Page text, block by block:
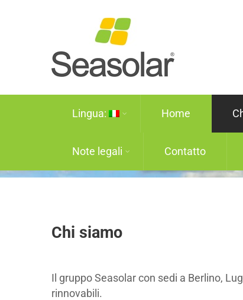
Lingua: Home
Note legali Contatto
Chi siamo
Il gruppo Seasolar con sedi a Berlino,
rinnovabili.